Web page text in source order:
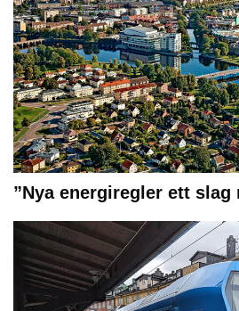
”Nya energiregler ett